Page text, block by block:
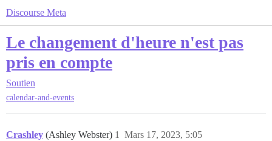
Discourse Meta
Le changement d'heure n'est pas
pris en compte
Soutien
calendar-and-events
Crashley (Ashley Webster) Mars 17, 2023, 5:05
1